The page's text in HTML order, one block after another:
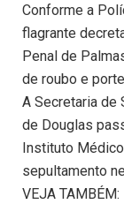
Conforme a
flagrante
Penal de
de roubo e
A Secretaria de
de Douglas
Instituto
sepultamento
VEJA